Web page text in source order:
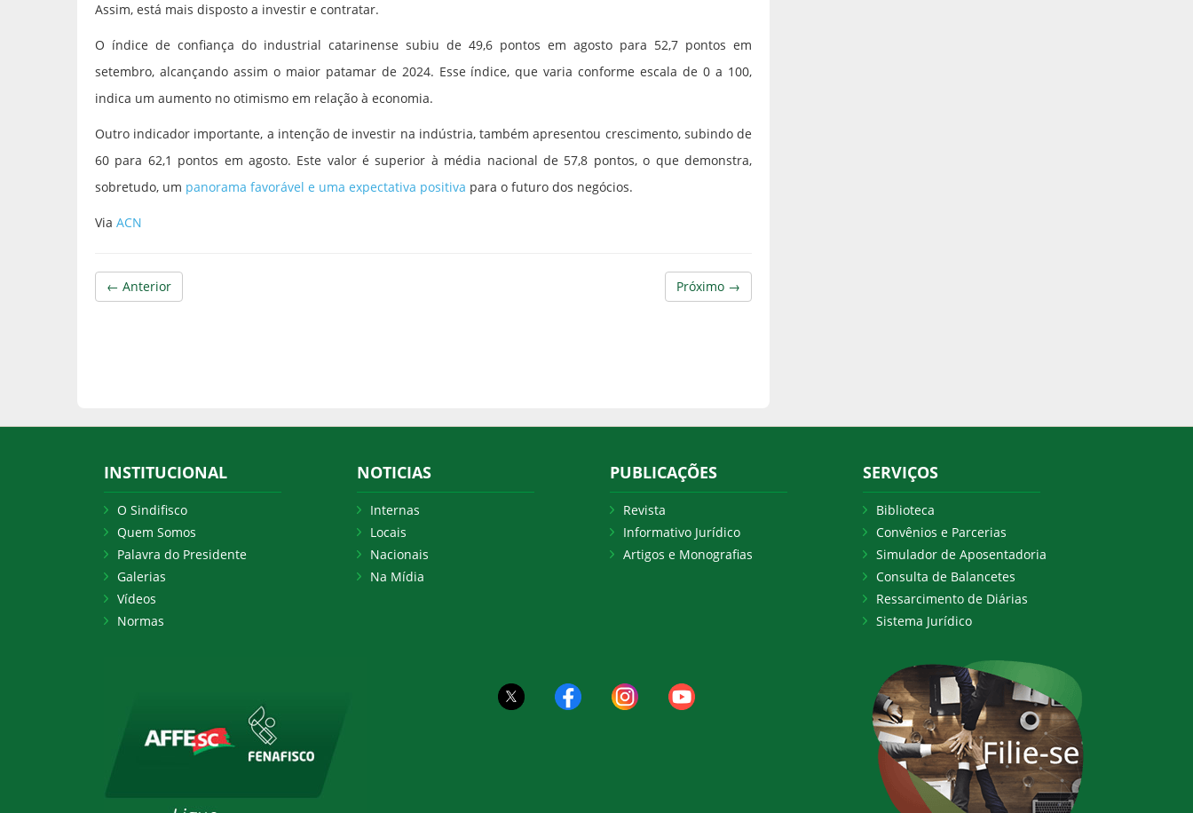
Assim, está mais disposto a investir e contratar.
O índice de confiança do industrial catarinense subiu de 49,6 pontos em agosto para 52,7 pontos em
setembro, alcançando assim o maior patamar de 2024. Esse índice, que varia conforme escala de 0 a 100,
indica um aumento no otimismo em relação à economia.
Outro indicador importante, a intenção de investir na indústria, também apresentou crescimento, subindo de
60 para 62,1 pontos em agosto. Este valor é superior à média nacional de 57,8 pontos, o que demonstra,
sobretudo, um panorama favorável e uma expectativa positiva para o futuro dos negócios.
Via ACN
Próximo →
← Anterior
INSTITUCIONAL
O Sindifisco
Quem Somos
Palavra do Presidente
Galerias
Vídeos
Normas
NOTICIAS
Internas
Locais
Nacionais
Na Mídia
PUBLICAÇÕES
Revista
Informativo Jurídico
Artigos e Monografias
SERVIÇOS
Biblioteca
Convênios e Parcerias
Simulador de Aposentadoria
Consulta de Balancetes
Ressarcimento de Diárias
Sistema Jurídico